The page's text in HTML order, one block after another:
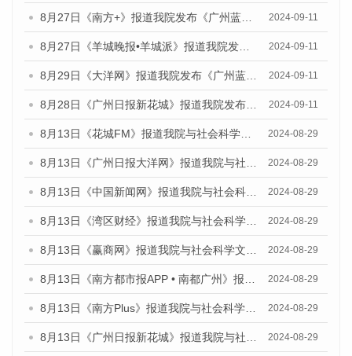
8月27日《南方+》报道我院发布《广州蓝皮书：广州城市国际化发展报告（2024）》的媒体文章 2024-09-11
8月27日《羊城晚报•羊城派》报道我院发布《广州蓝皮书：广州城市国际化发展报告（2024）》的媒体文章 2024-09-11
8月29日《大洋网》报道我院发布《广州蓝皮书：广州城市国际化发展报告（2024）》的媒体文章 2024-09-11
8月28日《广州日报新花城》报道我院发布《广州蓝皮书：广州城市国际化发展报告（2024）》的媒体文章 2024-09-11
8月13日《花城FM》报道我院与社会科学文献出版社联合发布的《广州蓝皮书：广州国际商贸中心发展报告（2024）》媒体文章 2024-08-29
8月13日《广州日报大洋网》报道我院与社会科学文献出版社联合发布的《广州蓝皮书：广州国际商贸中心发展报告（2024）》媒体文章 2024-08-29
8月13日《中国新闻网》报道我院与社会科学文献出版社联合发布的《广州蓝皮书：广州国际商贸中心发展报告（2024）》媒体文章 2024-08-29
8月13日《湾区财经》报道我院与社会科学文献出版社联合发布的《广州蓝皮书：广州国际商贸中心发展报告（2024）》媒体文章 2024-08-29
8月13日《赢商网》报道我院与社会科学文献出版社联合发布的《广州蓝皮书：广州国际商贸中心发展报告（2024）》媒体文章 2024-08-29
8月13日《南方都市报APP • 南都广州》报道我院与社会科学文献出版社联合发布的《广州蓝皮书：广州国际商贸中心发展报告（2024）》媒体文章 2024-08-29
8月13日《南方Plus》报道我院与社会科学文献出版社联合发布的《广州蓝皮书：广州国际商贸中心发展报告（2024）》媒体文章 2024-08-29
8月13日《广州日报新花城》报道我院与社会科学文献出版社联合发布的《广州蓝皮书：广州国际商贸中心发展报告（2024）》媒体文章 2024-08-29